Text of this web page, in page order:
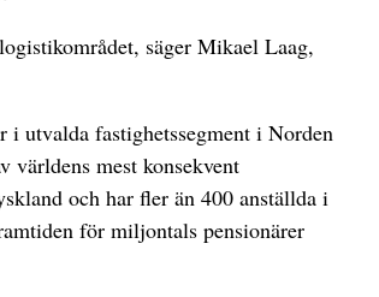
säger Mikael Laag,
i utvalda fastighetssegment i Norden
världens mest konsekvent
och har fler än 400 anställda i
för miljontals pensionärer